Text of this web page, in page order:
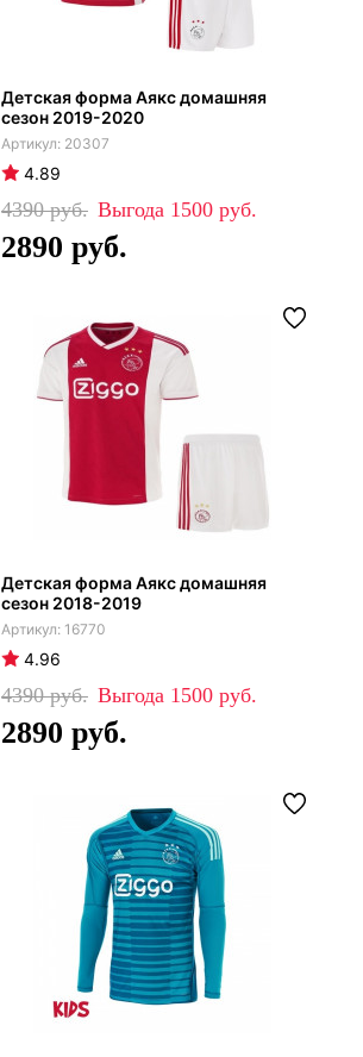
Детская форма Аякс домашняя
сезон 2019-2020
20307
4.89
4390 1500
2890
Детская форма Аякс домашняя
сезон 2018-2019
16770
4.96
4390 1500
2890